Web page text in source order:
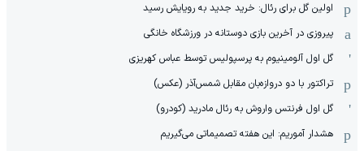
اولین گل برای رئال: خرید جدید به رویایش رسید
پیروزی در آخرین بازی دوستانه در ورزشگاه خانگی
گل اول آلومینیوم به پرسپولیس توسط عباس کهریزی
تراکتور با دو دروازه‌بان مقابل شمس‌آذر (عکس)
گل اول فرنتس واروش به رئال مادرید (کودرو)
هشدار آموریم: این هفته تصمیماتی می‌گیریم